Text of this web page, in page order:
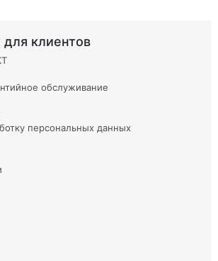
клиентов
обслуживание
персональных данных